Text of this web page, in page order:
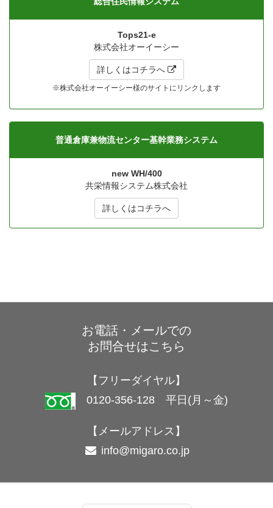
Tops21-e
株式会社オーイーシー
詳しくはコチラへ
※株式会社オーイーシー様のサイトにリンクします
普通倉庫兼物流センター基幹業務システム
new WH/400
共栄情報システム株式会社
詳しくはコチラへ
お電話・メールでの
お問合せはこちら
【フリーダイヤル】
0120-356-128 平日(月～金)
【メールアドレス】
info@migaro.co.jp